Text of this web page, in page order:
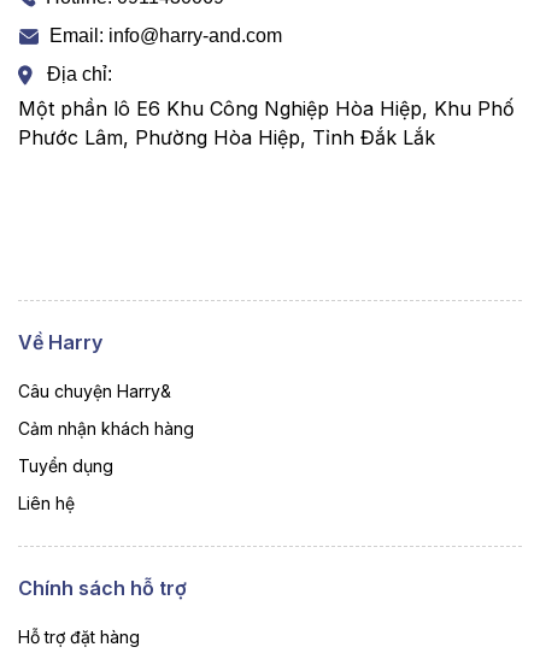
Email: info@harry-and.com
Địa chỉ:
Một phần lô E6 Khu Công Nghiệp Hòa Hiệp, Khu Phố
Phước Lâm, Phường Hòa Hiệp, Tỉnh Đắk Lắk
Về Harry
Câu chuyện Harry&
Cảm nhận khách hàng
Tuyển dụng
Liên hệ
Chính sách hỗ trợ
Hỗ trợ đặt hàng